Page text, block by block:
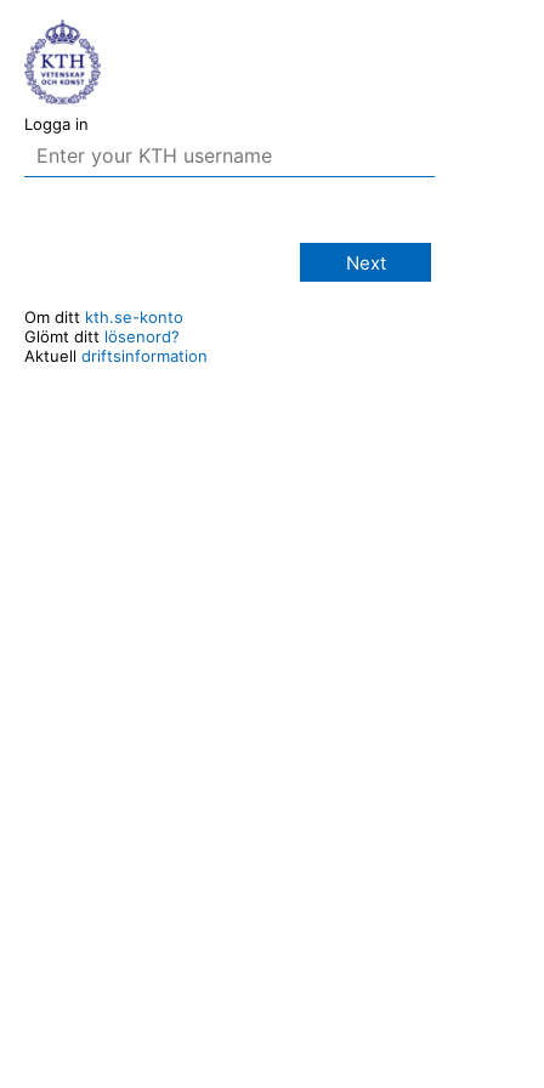
Logga in
Next
Om ditt kth.se-konto
Glömt ditt lösenord?
Aktuell driftsinformation